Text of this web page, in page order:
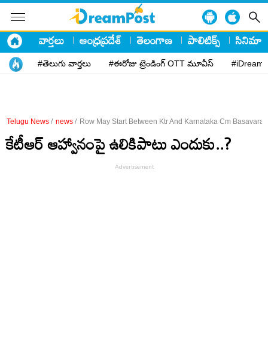
వార్తలు ఆంధ్రప్రదేశ్ తెలంగాణ పాలిటిక్స్ సినిమా
#తెలుగు వార్తలు #ఈరోజు ట్రెండింగ్ OTT మూవీస్
Telugu News / news / Row May Start Between Ktr And Karnataka Cm Basavaraj
కేటీఆర్‌ ఆహ్వానంపై ఉలికిపాటు ఎందుకు..?